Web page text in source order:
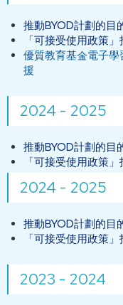
推動BYOD計劃的目
「可接受使用政策」
優質教育基金電子
援
2024 - 2025
推動BYOD計劃的目
「可接受使用政策」
2024 - 2025
推動BYOD計劃的目
「可接受使用政策」
2023 - 2024